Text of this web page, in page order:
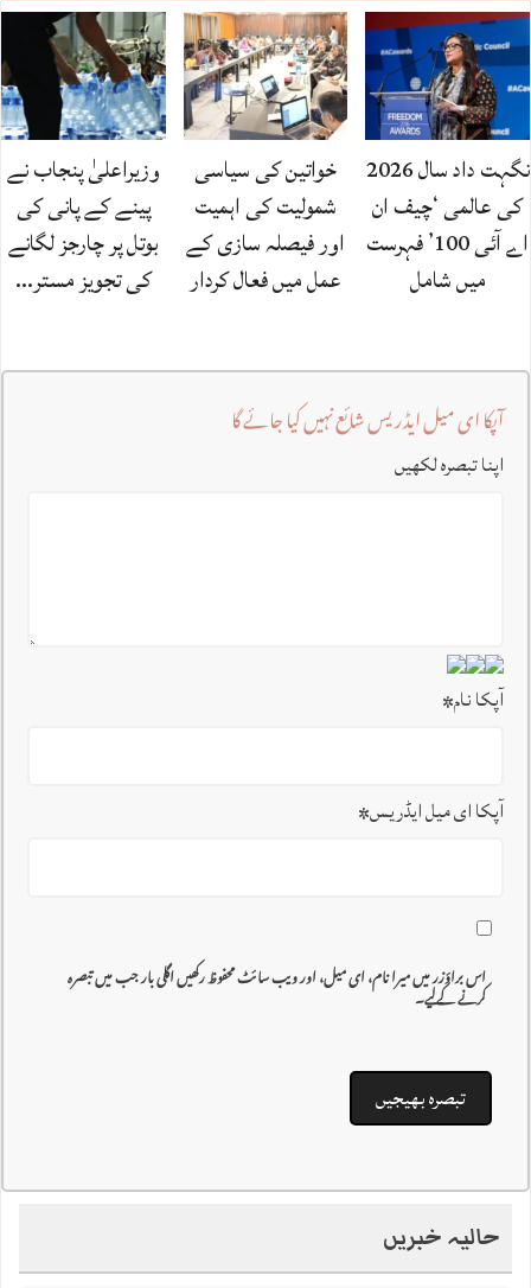
نگہت داد سال 2026
کی عالمی ‘چیف ان
اے آئی 100’ فہرست
میں شامل
خواتین کی سیاسی
شمولیت کی اہمیت
اور فیصلہ سازی کے
عمل میں فعال کردار
وزیراعلیٰ پنجاب نے
پینے کے پانی کی
بوتل پر چارجز لگانے
کی تجویز مستر…
آپکا ای میل ایڈریس شائع نہیں کیا جائے گا
اپنا تبصرہ لکھیں
آپکا نام*
آپکا ای میل ایڈریس*
اس براؤزر میں میرا نام، ای میل، اور ویب سائٹ محفوظ رکھیں اگلی بار جب میں تبصرہ
کرنے کےلیے۔
حالیہ خبریں